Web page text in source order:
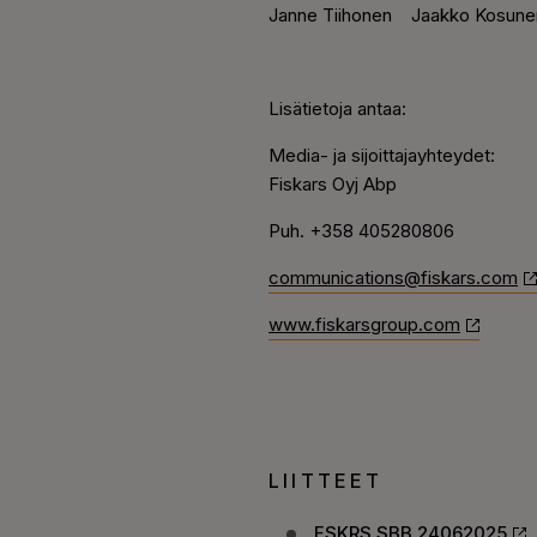
Janne Tiihonen Jaakko
Lisätietoja antaa:
Media- ja sijoittajayhteydet:
Fiskars Oyj Abp
Puh. +358 405280806
communications@fiskars.com
www.fiskarsgroup.com
LIITTEET
FSKRS SBB 24062025